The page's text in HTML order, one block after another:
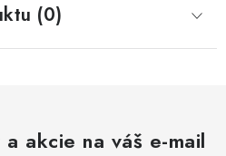
(0)
akcie na váš e-mail